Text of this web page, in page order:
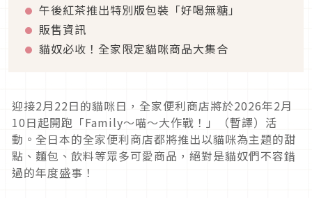
午後紅茶推出特別版包裝「好喝無糖」
販售資訊
貓奴必收！全家限定貓咪商品大集合
迎接2月22日的貓咪日，全家便利商店將於2026年2月
10日起開跑「Family～喵～大作戰！」（暫譯）活
動。全日本的全家便利商店都將推出以貓咪為主題的甜
點、麵包、飲料等眾多可愛商品，絕對是貓奴們不容錯
過的年度盛事！